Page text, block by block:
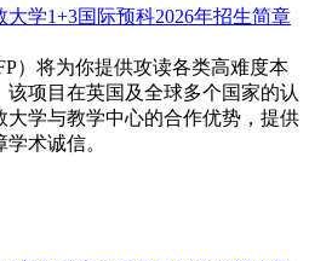
大学1+3国际预科2026年招生简章
）将为你提供攻读各类高难度本
项目在英国及全球多个国家的认
学与教学中心的合作优势，提供
术诚信。